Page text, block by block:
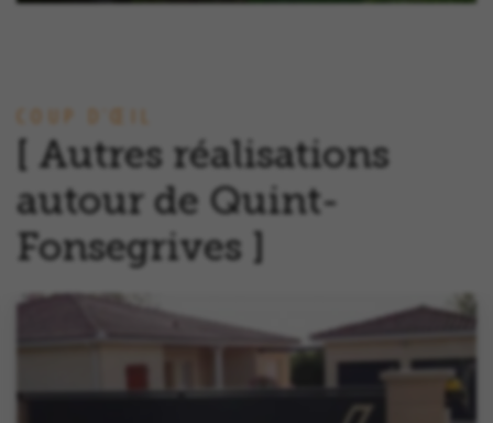
Autres réalisations
autour de Quint-
Fonsegrives